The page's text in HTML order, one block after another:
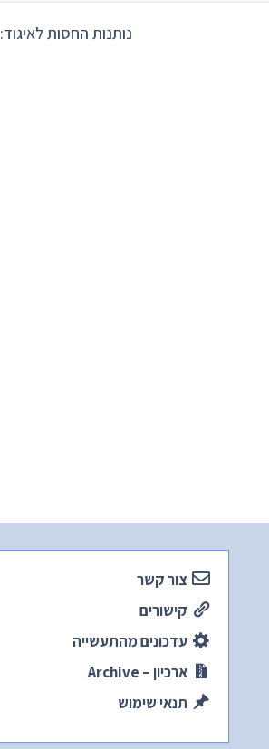
נותנות החסות לאיגוד:
צור קשר
קישורים
עדכונים מהתעשייה
ארכיון – Archive
תנאי שימוש